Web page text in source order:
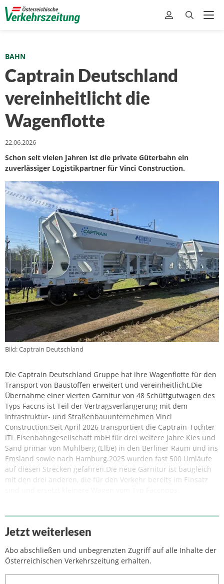
BAHN
Captrain Deutschland
vereinheitlicht die
Wagenflotte
22.06.2026
Schon seit vielen Jahren ist die private Güterbahn ein
zuverlässiger Logistikpartner für Vinci Construction.
Bild: Captrain Deutschland
Die Captrain Deutschland Gruppe hat ihre Wagenflotte für den
Transport von Baustoffen erweitert und vereinheitlicht.Die
Übernahme einer vierten Garnitur von 48 Schüttgutwagen des
Typs Faccns ist Teil der Vertragsverlängerung mit dem
Infrastruktur- und Straßenbauunternehmen Vinci
Construction.Seit April 2026 transportiert die Captrain-Tochter
ITL Eisenbahngesellschaft mbH für drei weitere Jahre Kies und
Sand primär von Mühlberg (Elbe) in den Berliner Raum und ins
Emsland sowie nach Hamburg.2025 wurden fast 500 Umläufe
auf diesen Strecken gefahren.Die neue Garnitur ist baugleich
mit den drei anderen, die für den Verkehr bereits im Einsatz
Jetzt weiterlesen
Abo abschließen und unbegrenzten Zugriff auf alle Inhalte der
Österreichischen Verkehrszeitung erhalten.